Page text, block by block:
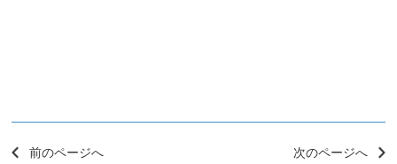
前のページへ
次のページへ